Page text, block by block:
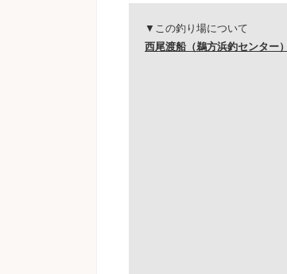
▼この釣り場について
西尾渡船（鵜方浜釣センター）